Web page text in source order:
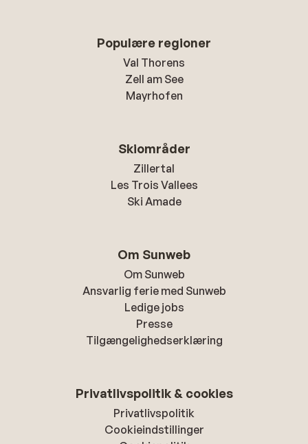
Populære regioner
Val Thorens
Zell am See
Mayrhofen
Skiområder
Zillertal
Les Trois Vallees
Ski Amade
Om Sunweb
Om Sunweb
Ansvarlig ferie med Sunweb
Ledige jobs
Presse
Tilgængelighedserklæring
Privatlivspolitik & cookies
Privatlivspolitik
Cookieindstillinger